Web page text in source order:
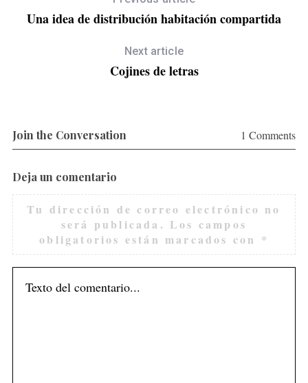
Una idea de distribución habitación compartida
Next article
Cojines de letras
Join the Conversation 1 Comments
Deja un comentario
Tu dirección de correo electrónico no
será publicada. Los campos
obligatorios están marcados con *
r